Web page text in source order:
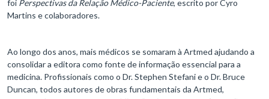
foi Perspectivas da Relação Médico-Paciente, escrito por Cyro
Martins e colaboradores.
Ao longo dos anos, mais médicos se somaram à Artmed ajudando a
consolidar a editora como fonte de informação essencial para a
medicina. Profissionais como o Dr. Stephen Stefani e o Dr. Bruce
Duncan, todos autores de obras fundamentais da Artmed,